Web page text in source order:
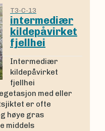
T3-C-13
intermediær
kildepåvirket
fjellhei
Intermediær
kildepåvirket
fjellhei
med eller
er ofte
høye gras
middels